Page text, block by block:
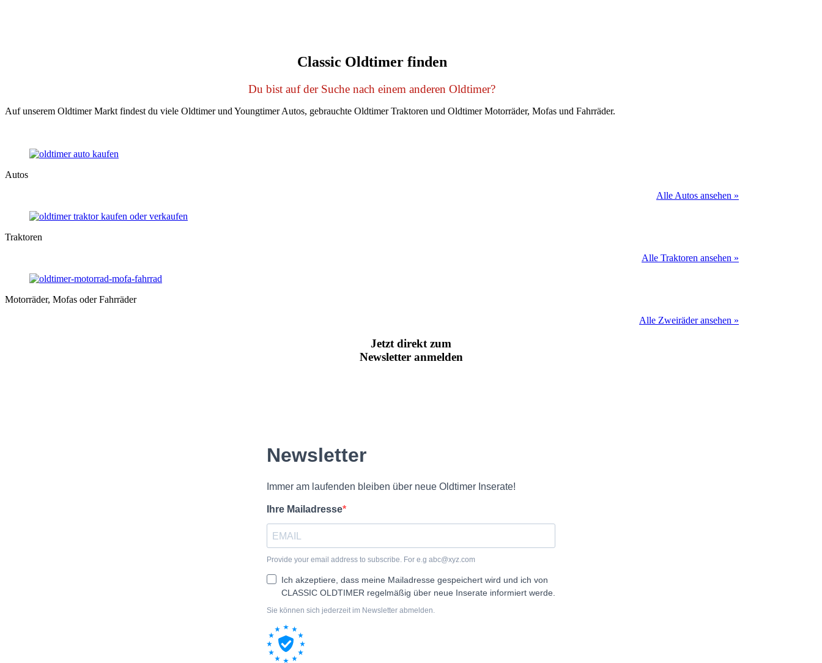
Classic Oldtimer finden
Du bist auf der Suche nach einem anderen Oldtimer?
Auf unserem Oldtimer Markt findest du viele Oldtimer und Youngtimer Autos, gebrauchte Oldtimer Traktoren und Oldtimer Motorräder, Mofas und Fahrräder.
Autos
Alle Autos ansehen »
Traktoren
Alle Traktoren ansehen »
Motorräder, Mofas oder Fahrräder
Alle Zweiräder ansehen »
Jetzt direkt zum
Newsletter anmelden